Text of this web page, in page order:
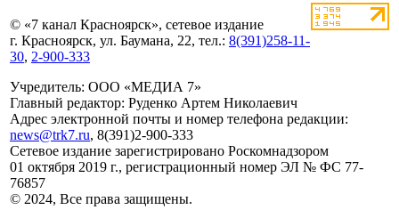
© «7 канал Красноярск», сетевое издание
г. Красноярск, ул. Баумана, 22, тел.: 8(391)258-11-
30, 2-900-333
Учредитель: ООО «МЕДИА 7»
Главный редактор: Руденко Артем Николаевич
Адрес электронной почты и номер телефона редакции:
news@trk7.ru, 8(391)2-900-333
Сетевое издание зарегистрировано Роскомнадзором
01 октября 2019 г., регистрационный номер ЭЛ № ФС 77-
76857
© 2024, Все права защищены.